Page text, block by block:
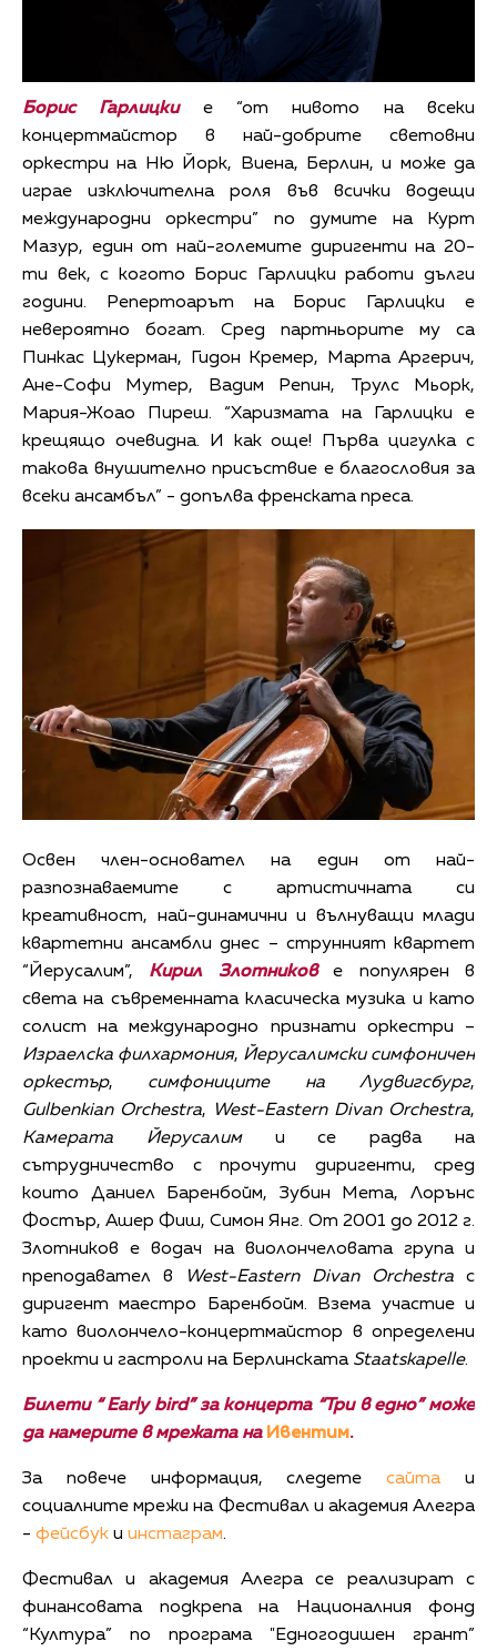
Борис Гарлицкие “от нивото на всеки
концертмайстор в най-добрите световни
оркестри на Ню Йорк, Виена, Берлин, и може да
играе изключителна роля във всички водещи
международни оркестри” по думите на Курт
Мазур, един от най-големите диригенти на 20-
ти век, с когото Борис Гарлицки работи дълги
години. Репертоарът на Борис Гарлицки е
невероятно богат. Сред партньорите му са
Пинкас Цукерман, Гидон Кремер, Марта Аргерич,
Ане-Софи Мутер, Вадим Репин, Трулс Мьорк,
Мария-Жоао Пиреш. “Харизмата на Гарлицки е
крещящо очевидна. И как още! Първа цигулка с
такова внушително присъствие е благословия за
всеки ансамбъл” - допълва френската преса.
Освен член-основател на един от най-
разпознаваемите с артистичната си
креативност, най-динамични и вълнуващи млади
квартетни ансамбли днес – струнният квартет
“Йерусалим”, Кирил Злотникове популярен в
света на съвременната класическа музика и като
солист на международно признати оркестри –
Израелска филхармония, Йерусалимски симфоничен
оркестър, симфониците на Лудвигсбург,
Gulbenkian Orchestra, West-Eastern Divan Orchestra,
Камерата Йерусалими се радва на
сътрудничество с прочути диригенти, сред
които Даниел Баренбойм, Зубин Мета, Лорънс
Фостър, Ашер Фиш, Симон Янг. От 2001 до 2012 г.
Злотников е водач на виолончеловата група и
преподавател в
West-Eastern Divan Orchestra с
диригент маестро Баренбойм. Взема участие и
като виолончело-концертмайстор в определени
проекти и гастроли на Берлинската Staatskapelle.
Билети “Early bird” за концерта “Три в едно” може
да намерите в мрежата на Ивентим.
За повече информация, следетесайтаи
социалните мрежи на Фестивал и академия Алегра
- фейсбук и инстаграм.
Фестивал и академия Алегра се реализират с
финансовата подкрепа на Националния фонд
“Култура” по програма "Едногодишен грант”